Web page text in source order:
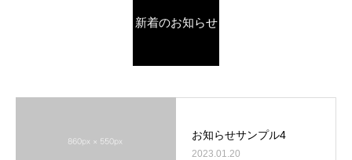
新着のお知らせ
お知らせサンプル4
2023.01.20